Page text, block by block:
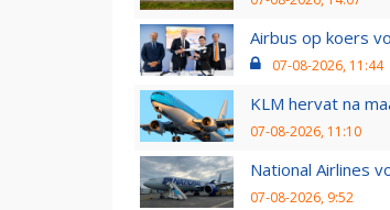
Airbus op koers
07-08-2026, 11:44
KLM hervat na
07-08-2026, 11:10
National Airlines
07-08-2026, 9:52